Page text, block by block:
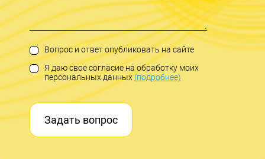
Вопрос и ответ опубликовать на сайте
Я даю свое согласие на обработку моих
персональных данных(подробнее)
Задать вопрос